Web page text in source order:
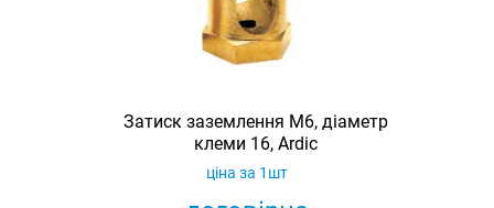
Затиск заземлення M6, діаметр
клеми 16, Ardic
ціна за 1шт